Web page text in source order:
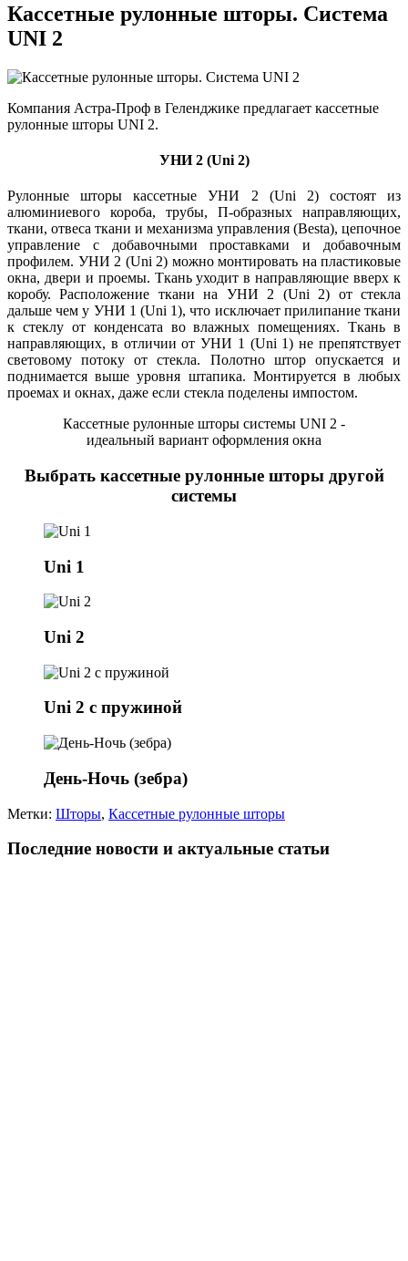
Кассетные рулонные шторы. Система
UNI 2
Компания Астра-Проф в Геленджике предлагает кассетные
рулонные шторы UNI 2.
УНИ 2 (Uni 2)
Рулонные шторы кассетные УНИ 2 (Uni 2) состоят из
алюминиевого короба, трубы, П-образных направляющих,
ткани, отвеса ткани и механизма управления (Besta), цепочное
управление с добавочными проставками и добавочным
профилем. УНИ 2 (Uni 2) можно монтировать на пластиковые
окна, двери и проемы. Ткань уходит в направляющие вверх к
коробу. Расположение ткани на УНИ 2 (Uni 2) от стекла
дальше чем у УНИ 1 (Uni 1), что исключает прилипание ткани
к стеклу от конденсата во влажных помещениях. Ткань в
направляющих, в отличии от УНИ 1 (Uni 1) не препятствует
световому потоку от стекла. Полотно штор опускается и
поднимается выше уровня штапика. Монтируется в любых
проемах и окнах, даже если стекла поделены импостом.
Кассетные рулонные шторы системы UNI 2 -
идеальный вариант оформления окна
Выбрать кассетные рулонные шторы другой
системы
Uni 1
Uni 2
Uni 2 с пружиной
День-Ночь (зебра)
Метки: Шторы, Кассетные рулонные шторы
Последние новости и актуальные статьи